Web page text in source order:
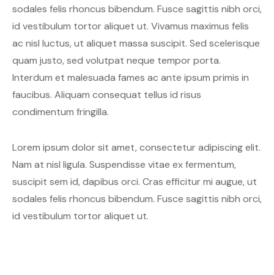
sodales felis rhoncus bibendum. Fusce sagittis nibh orci,
id vestibulum tortor aliquet ut. Vivamus maximus felis
ac nisl luctus, ut aliquet massa suscipit. Sed scelerisque
quam justo, sed volutpat neque tempor porta.
Interdum et malesuada fames ac ante ipsum primis in
faucibus. Aliquam consequat tellus id risus
condimentum fringilla.
Lorem ipsum dolor sit amet, consectetur adipiscing elit.
Nam at nisl ligula. Suspendisse vitae ex fermentum,
suscipit sem id, dapibus orci. Cras efficitur mi augue, ut
sodales felis rhoncus bibendum. Fusce sagittis nibh orci,
id vestibulum tortor aliquet ut.